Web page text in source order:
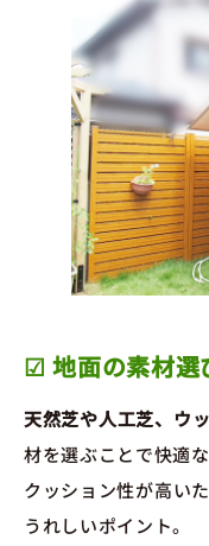
☑ 地面の素材選
天然芝や人工芝、ウ
材を選ぶことで快適な
クッション性が高い
うれしいポイント。